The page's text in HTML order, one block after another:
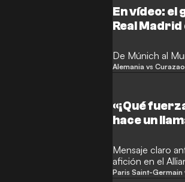
En vídeo: el
Real Madrid
De Múnich al
Alemania vs Curazao
«¡Qué
hace un
Mensaje claro
afición en el
campo debe